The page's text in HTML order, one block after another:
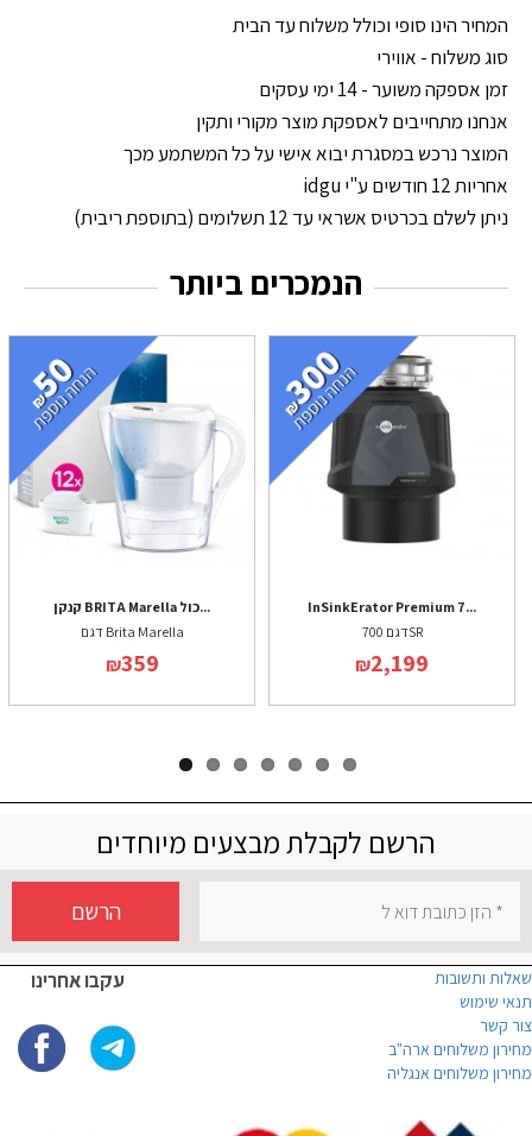
המחיר הינו סופי וכולל משלוח עד הבית
סוג משלוח - אווירי
זמן אספקה משוער - 14 ימי עסקים
אנחנו מתחייבים לאספקת מוצר מקורי ותקין
המוצר נרכש במסגרת יבוא אישי על כל המשתמע מכך
אחריות 12 חודשים ע"י idgu
ניתן לשלם בכרטיס אשראי עד 12 תשלומים (בתוספת ריבית)
הנמכרים ביותר
קנקן BRITA Marella כול...
דגם Brita Marella
₪359
InSinkErator Premium 7...
דגם 700SR
₪2,199
הרשם לקבלת מבצעים מיוחדים
הרשם
עקבו אחרינו
שאלות ותשובות
תנאי שימוש
צור קשר
מחירון משלוחים ארה"ב
מחירון משלוחים אנגליה